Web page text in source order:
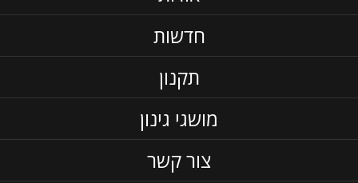
חדשות
תקנון
מושגי גינון
צור קשר